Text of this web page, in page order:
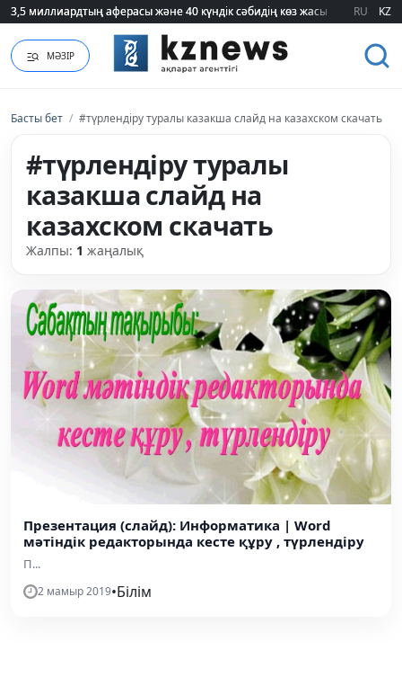
3,5 миллиардтың аферасы және 40 күндік сәбидің көз жасы:
3,5 миллиардтың аферасы және 40 күндік сәбидің көз жасы: RU KZ
МӘЗІР
Басты бет / #түрлендіру туралы казакша слайд на казахском скачать
#түрлендіру туралы
казакша слайд на
казахском скачать
Жалпы: 1 жаңалық
Презентация (слайд): Информатика | Word
мәтіндік редакторында кесте құру , түрлендіру
П...
2 мамыр 2019•Білім